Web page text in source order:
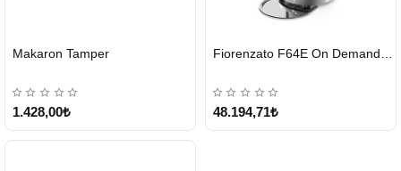
GÖNDERİ
Makaron Tamper
1.428,00₺
GÖNDERİ
48.194,71₺